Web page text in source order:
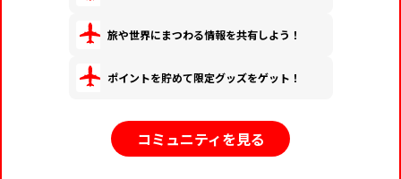
旅や世界にまつわる情報を共有しよう！
ポイントを貯めて限定グッズをゲット！
コミュニティを見る